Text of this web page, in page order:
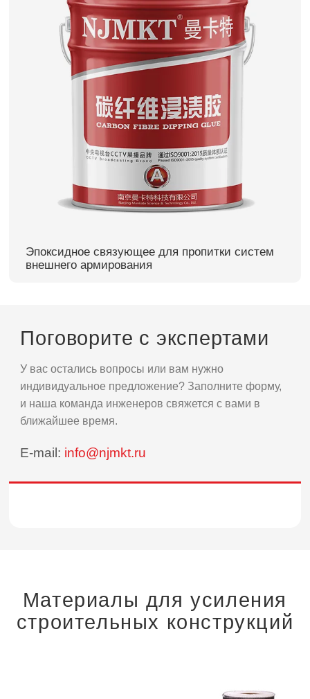
Эпоксидное связующее для пропитки систем
внешнего армирования
Поговорите с экспертами
У вас остались вопросы или вам нужно
индивидуальное предложение? Заполните форму,
и наша команда инженеров свяжется с вами в
ближайшее время.
E-mail: info@njmkt.ru
Материалы для усиления
строительных конструкций